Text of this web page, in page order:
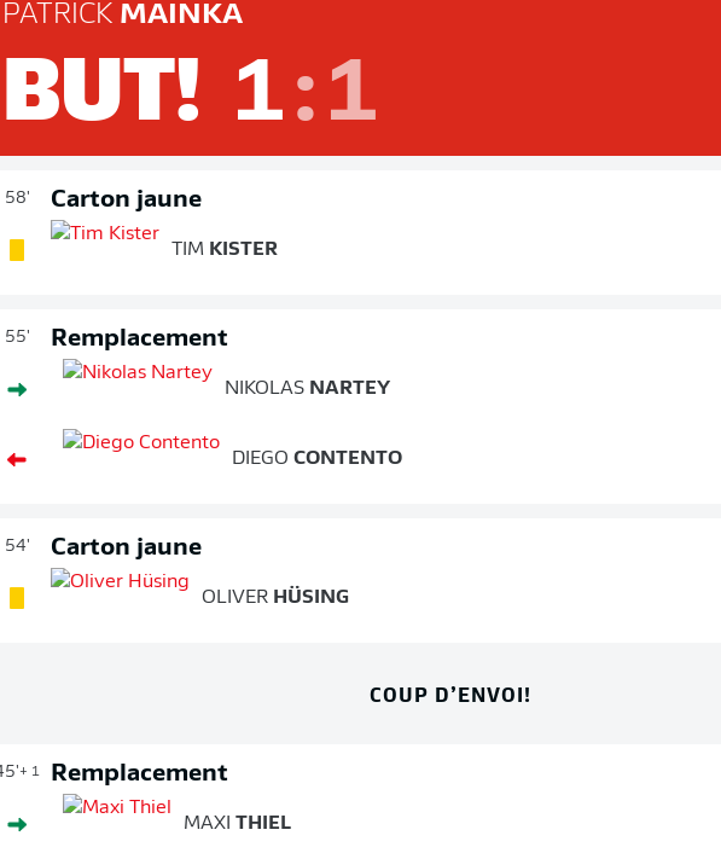
PATRICK MAINKA
BUT! 1:1
58' Carton jaune
TIM KISTER
55' Remplacement
NIKOLAS NARTEY
DIEGO CONTENTO
54' Carton jaune
OLIVER HÜSING
COUP D’ENVOI!
+ 1 Remplacement
MAXI THIEL